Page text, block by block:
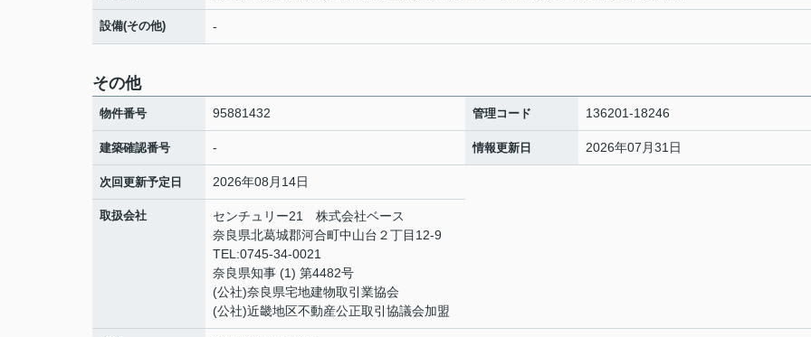
設備(その他) -
その他
物件番号 95881432 管理コード 136201-18246
建築確認番号 - 情報更新日 2026年07月31日
次回更新予定日 2026年08月14日
取扱会社
センチュリー21 株式会社ベース
奈良県北葛城郡河合町中山台２丁目12-9
TEL:0745-34-0021
奈良県知事 (1) 第4482号
(公社)奈良県宅地建物取引業協会
(公社)近畿地区不動産公正取引協議会加盟